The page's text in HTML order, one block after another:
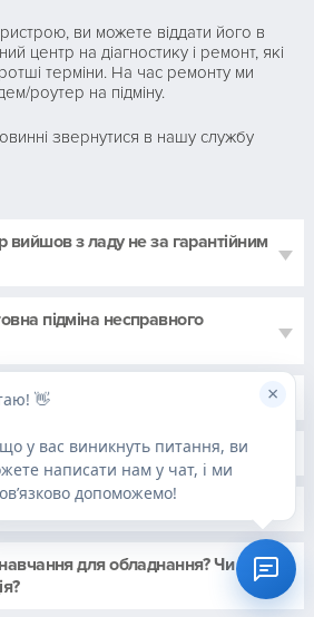
👋
у вас виникнуть питання, ви
написати нам у чат, і ми
допоможемо!
×
ви можете віддати його в
центр на діагностику і ремонт, які
терміни. На час ремонту ми
роутер на підміну.
звернутися в нашу службу
з ладу не за гарантійним
підміна несправного
техпідтримку?
фонд і в чому його переваги?
гарантія?
для обладнання? Чи є